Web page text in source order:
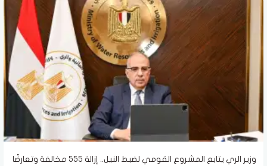
وزير الري يتابع المشروع القومي لضبط النيل.. إزالة 555 مخالفة وتعارضًا